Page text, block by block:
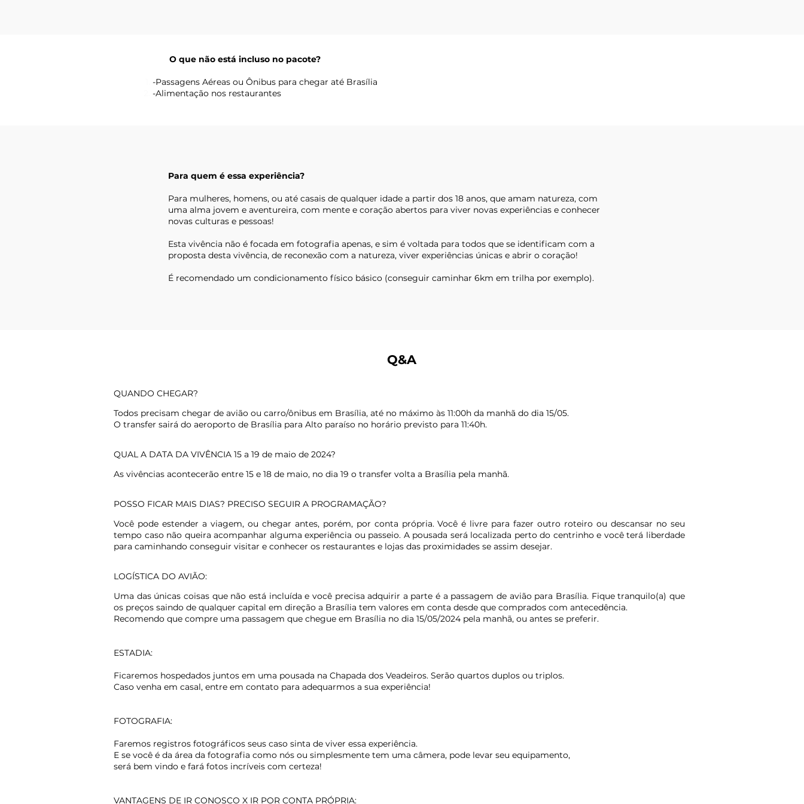
O que não está incluso no pacote?
-Passagens Aéreas ou Ônibus para chegar até Brasília
-Alimentação nos restaurantes
Para quem é essa experiência?
Para mulheres, homens, ou até casais de qualquer idade a partir dos 18 anos, que amam natureza, com
uma alma jovem e aventureira, com mente e coração abertos para viver novas experiências e conhecer
novas culturas e pessoas!
Esta vivência não é focada em fotografia apenas, e sim é voltada para todos que se identificam com a
proposta desta vivência, de reconexão com a natureza, viver experiências únicas e abrir o coração!
É recomendado um condicionamento físico básico (conseguir caminhar 6km em trilha por exemplo).
Q&A
QUANDO CHEGAR?
Todos precisam chegar de avião ou carro/ônibus em Brasília, até no máximo às 11:00h da manhã do dia 15/05.
O transfer sairá do aeroporto de Brasília para Alto paraíso no horário previsto para 11:40h.
QUAL A DATA DA VIVÊNCIA 15 a 19 de maio de 2024?
As vivências acontecerão entre 15 e 18 de maio, no dia 19 o transfer volta a Brasília pela manhã.
POSSO FICAR MAIS DIAS? PRECISO SEGUIR A PROGRAMAÇÃO?
Você pode estender a viagem, ou chegar antes, porém, por conta própria. Você é livre para fazer outro roteiro ou descansar no seu
tempo caso não queira acompanhar alguma experiência ou passeio. A pousada será localizada perto do centrinho e você terá liberdade
para caminhando conseguir visitar e conhecer os restaurantes e lojas das proximidades se assim desejar.
LOGÍSTICA DO AVIÃO:
Uma das únicas coisas que não está incluída e você precisa adquirir a parte é a passagem de avião para Brasília. Fique tranquilo(a) que
os preços saindo de qualquer capital em direção a Brasília tem valores em conta desde que comprados com antecedência.
Recomendo que compre uma passagem que chegue em Brasília no dia 15/05/2024 pela manhã, ou antes se preferir.
ESTADIA:
Ficaremos hospedados juntos em uma pousada na Chapada dos Veadeiros. Serão quartos duplos ou triplos.
Caso venha em casal, entre em contato para adequarmos a sua experiência!
FOTOGRAFIA:
Faremos registros fotográficos seus caso sinta de viver essa experiência.
E se você é da área da fotografia como nós ou simplesmente tem uma câmera, pode levar seu equipamento,
será bem vindo e fará fotos incríveis com certeza!
VANTAGENS DE IR CONOSCO X IR POR CONTA PRÓPRIA: